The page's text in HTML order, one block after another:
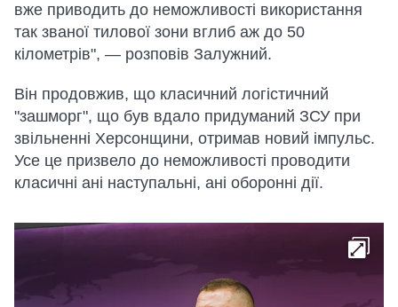
вже приводить до неможливості використання
так званої тилової зони вглиб аж до 50
кілометрів", — розповів Залужний.
Він продовжив, що класичний логістичний
"зашморг", що був вдало придуманий ЗСУ при
звільненні Херсонщини, отримав новий імпульс.
Усе це призвело до неможливості проводити
класичні ані наступальні, ані оборонні дії.